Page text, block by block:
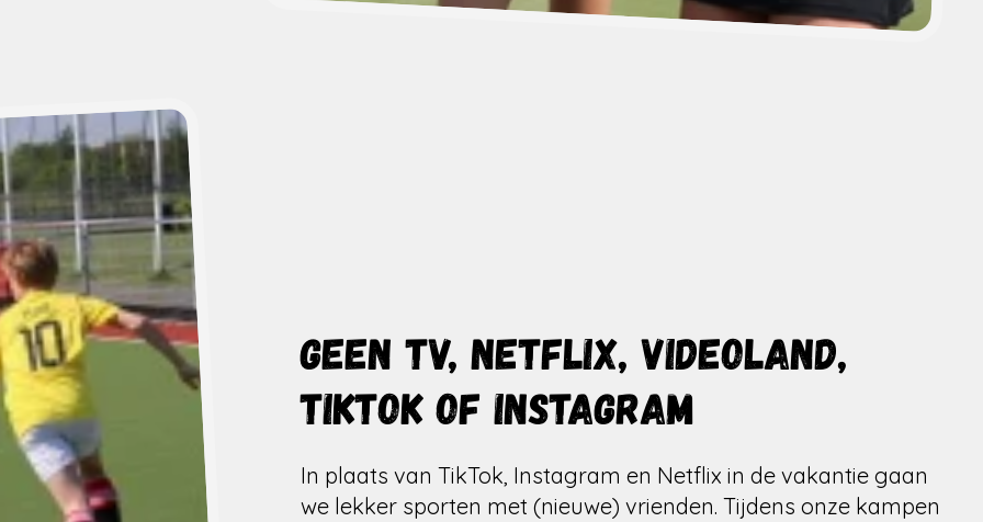
Geen TV, Netflix, Videoland,
Tiktok of Instagram
In plaats van TikTok, Instagram en Netflix in de vakantie gaan
we lekker sporten met (nieuwe) vrienden. Tijdens onze kampen